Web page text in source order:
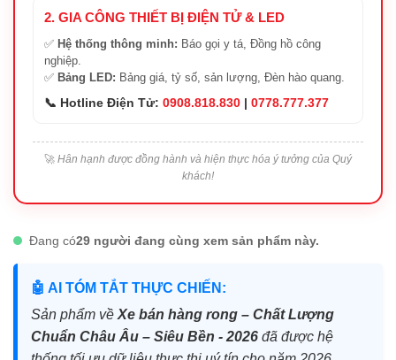
2. GIA CÔNG THIẾT BỊ ĐIỆN TỬ & LED
✅ Hệ thống thông minh: Báo gọi y tá, Đồng hồ công
nghiệp.
✅ Bảng LED: Bảng giá, tỷ số, sản lượng, Đèn hào quang.
📞 Hotline Điện Tử: 0908.818.830 | 0778.777.377
🚀 Hân hạnh được đồng hành và hiện thực hóa ý tưởng của Quý
khách!
Đang có29 người đang cùng xem sản phẩm này.
🤖 AI TÓM TẮT THỰC CHIẾN:
Sản phẩm về Xe bán hàng rong – Chất Lượng
Chuẩn Châu Âu – Siêu Bền - 2026 đã được hệ